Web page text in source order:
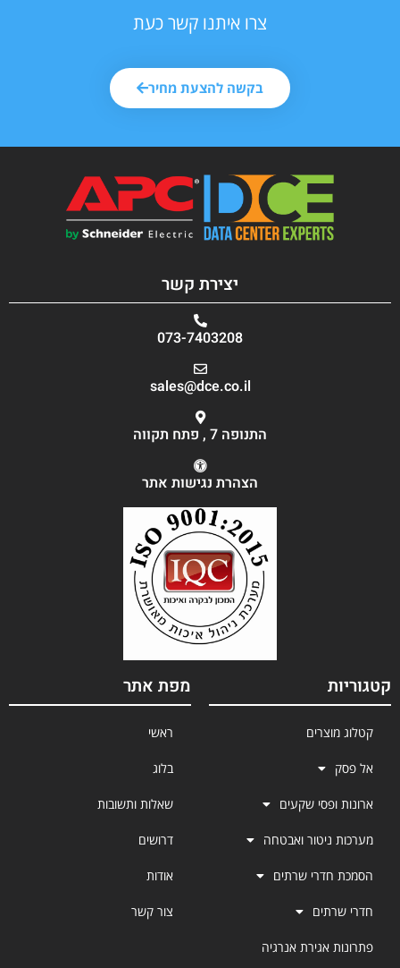
צרו איתנו קשר כעת
בקשה להצעת מחיר
יצירת קשר
073-7403208
sales@dce.co.il
התנופה 7 , פתח תקווה
הצהרת נגישות אתר
קטגוריות
קטלוג מוצרים
אל פסק
ארונות ופסי שקעים
מערכות ניטור ואבטחה
הסמכת חדרי שרתים
חדרי שרתים
פתרונות אגירת אנרגיה
מפת אתר
ראשי
בלוג
שאלות ותשובות
דרושים
אודות
צור קשר